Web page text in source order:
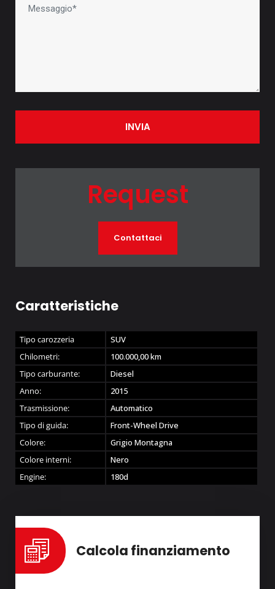
INVIA
Request
Contattaci
Caratteristiche
Tipo carozzeria
SUV
Chilometri:
100.000,00km
Tipo carburante:
Diesel
Anno:
2015
Trasmissione:
Automatico
Tipo di guida:
Front-Wheel Drive
Colore:
Grigio Montagna
Colore interni:
Nero
Engine:
180d
Calcola finanziamento